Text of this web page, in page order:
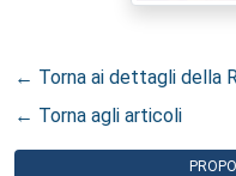
← Torna ai dettagli della
← Torna agli articoli